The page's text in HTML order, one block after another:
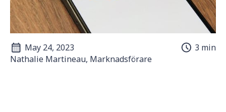
May 24, 2023
3 min
Nathalie Martineau, Marknadsförare